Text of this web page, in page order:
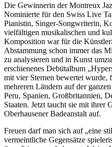
Die Gewinnerin der Montreux
Nominierte für den Swiss Live
Pianistin, Singer-Songwriterin,
vielfältigen musikalischen und
Komposition war für die
Abstammung schon immer das
zu analysieren und in Kunst
erschienenes Debütalbum
mit vier Sternen bewertet wurde,
mehreren Ländern auf der
Peru, Spanien, Großbritannien,
Staaten. Jetzt taucht sie mit ihrer
Oberhausener Badeanstalt auf.
Freuen darf man sich auf „eine
vermeintliche Gegensätze